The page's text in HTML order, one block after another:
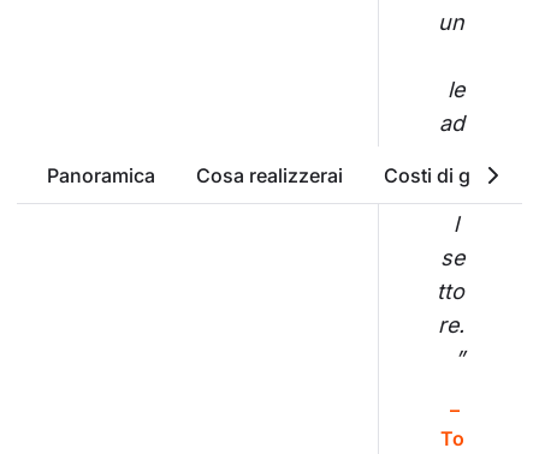
Panoramica Cosa realizzerai Costi di gestione
un
le
ad
de
l
se
tto
re.
”
–
To